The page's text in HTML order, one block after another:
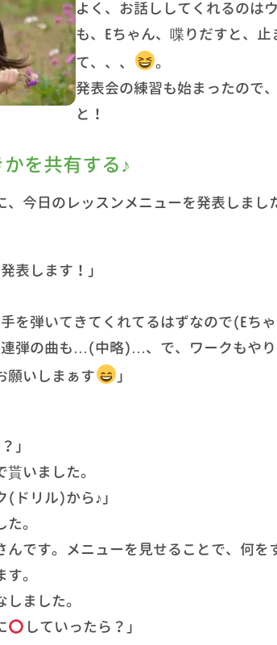
よく、お話ししてくれるのは
も、Eちゃん、喋りだすと、止
て、、、
。
発表会の練習も始まったので
と！
を共有する♪
、今日のレッスンメニューを発表しまし
表します！」
を弾いてきてくれてるはずなので(Eち
弾の曲も…(中略)…、で、ワークもや
願いしまぁす
」
」
いました。
ドリル)から♪」
。
んです。メニューを見せることで、何を
。
ました。
していったら？」